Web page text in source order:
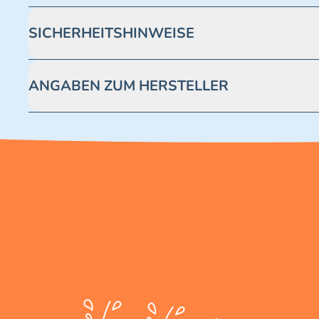
SICHERHEITSHINWEISE
ANGABEN ZUM HERSTELLER